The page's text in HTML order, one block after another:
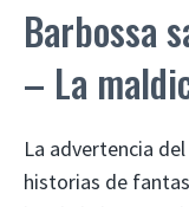
Barbossa
– La
La advertencia
historias de